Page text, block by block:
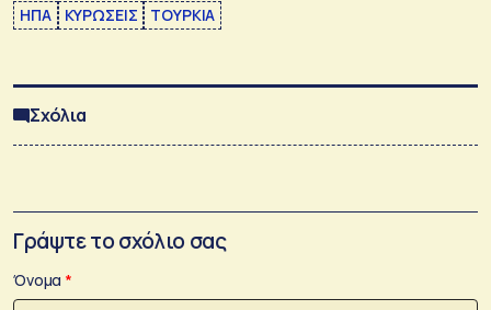
ΗΠΑ ΚΥΡΩΣΕΙΣ ΤΟΥΡΚΙΑ
Σχόλια
Γράψτε το σχόλιο σας
Όνομα